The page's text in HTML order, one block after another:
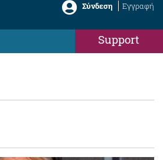
Σύνδεση Εγγραφή
Support